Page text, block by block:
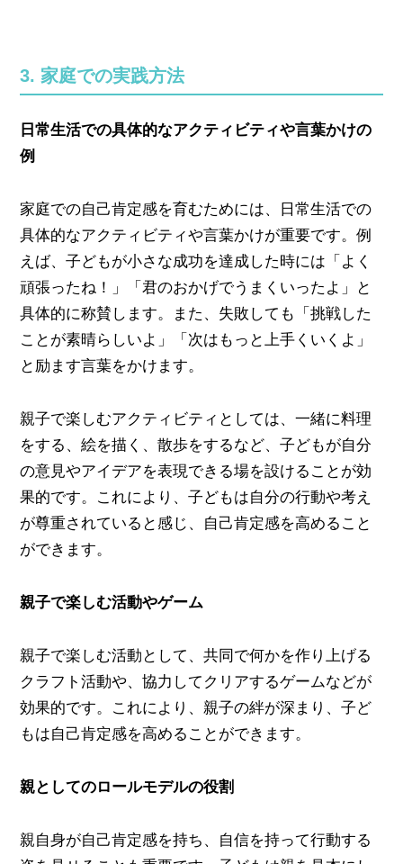
3. 家庭での実践方法
日常生活での具体的なアクティビティや言葉かけの
例
家庭での自己肯定感を育むためには、日常生活での
具体的なアクティビティや言葉かけが重要です。例
えば、子どもが小さな成功を達成した時には「よく
頑張ったね！」「君のおかげでうまくいったよ」と
具体的に称賛します。また、失敗しても「挑戦した
ことが素晴らしいよ」「次はもっと上手くいくよ」
と励ます言葉をかけます。
親子で楽しむアクティビティとしては、一緒に料理
をする、絵を描く、散歩をするなど、子どもが自分
の意見やアイデアを表現できる場を設けることが効
果的です。これにより、子どもは自分の行動や考え
が尊重されていると感じ、自己肯定感を高めること
ができます。
親子で楽しむ活動やゲーム
親子で楽しむ活動として、共同で何かを作り上げる
クラフト活動や、協力してクリアするゲームなどが
効果的です。これにより、親子の絆が深まり、子ど
もは自己肯定感を高めることができます。
親としてのロールモデルの役割
親自身が自己肯定感を持ち、自信を持って行動する